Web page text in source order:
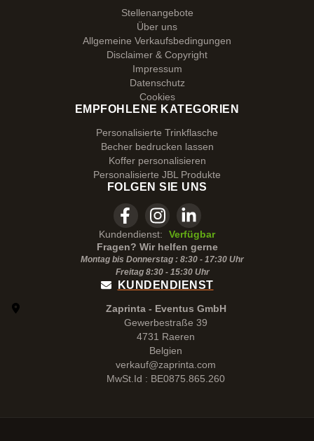
Stellenangebote
Über uns
Allgemeine Verkaufsbedingungen
Disclaimer & Copyright
Impressum
Datenschutz
Cookies
EMPFOHLENE KATEGORIEN
Personalisierte Trinkflasche
Becher bedrucken lassen
Koffer personalisieren
Personalisierte JBL Produkte
FOLGEN SIE UNS
Kundendienst:
Verfügbar
Fragen? Wir helfen gerne
Montag bis Donnerstag : 8:30 - 17:30 Uhr
Freitag 8:30 - 15:30Uhr
KUNDENDIENST
Zaprinta - Eventus GmbH
Gewerbestraße 39
4731 Raeren
Belgien
verkauf@zaprinta.com
MwSt.Id : BE0875.865.260